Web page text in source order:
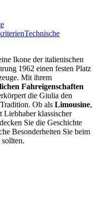
Technische
Ikone der italienischen
1962 einen festen Platz
Mit ihrem
Fahreigenschaften
die Giulia den
Ob als Limousine,
Liebhaber klassischer
Sie die Geschichte
Besonderheiten Sie beim
sollten.